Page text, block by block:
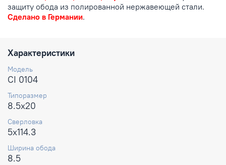
защиту обода из полированной нержавеющей стали.
Сделано в Германии.
Характеристики
Модель
CI 0104
Типоразмер
8.5x20
Сверловка
5x114.3
Ширина обода
8.5